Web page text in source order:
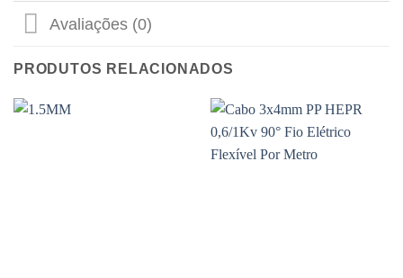
Avaliações (0)
PRODUTOS RELACIONADOS